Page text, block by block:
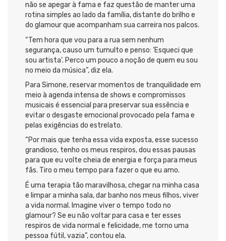
não se apegar à fama e faz questão de manter uma
rotina simples ao lado da família, distante do brilho e
do glamour que acompanham sua carreira nos palcos.
“Tem hora que vou para a rua sem nenhum
segurança, causo um tumulto e penso: ‘Esqueci que
sou artista’. Perco um pouco a noção de quem eu sou
no meio da música”, diz ela.
Para Simone, reservar momentos de tranquilidade em
meio à agenda intensa de shows e compromissos
musicais é essencial para preservar sua essência e
evitar o desgaste emocional provocado pela fama e
pelas exigências do estrelato.
“Por mais que tenha essa vida exposta, esse sucesso
grandioso, tenho os meus respiros, dou essas pausas
para que eu volte cheia de energia e força para meus
fãs. Tiro o meu tempo para fazer o que eu amo.
É uma terapia tão maravilhosa, chegar na minha casa
e limpar a minha sala, dar banho nos meus filhos, viver
a vida normal. Imagine viver o tempo todo no
glamour? Se eu não voltar para casa e ter esses
respiros de vida normal e felicidade, me torno uma
pessoa fútil, vazia”, contou ela.